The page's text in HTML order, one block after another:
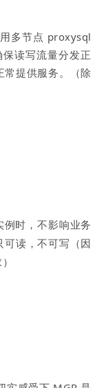
多节点 proxysql
读写流量分发正
提供服务。（除
时，不影响业务
读，不可写（因